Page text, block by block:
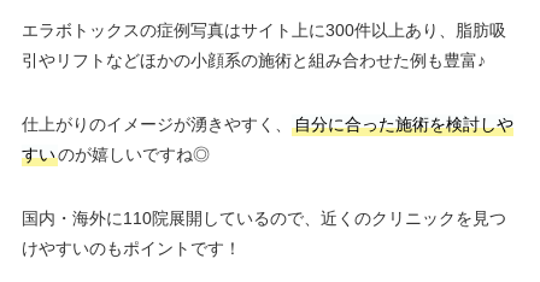
エラボトックスの症例写真はサイト上に300件以上あり、脂肪吸
引やリフトなどほかの小顔系の施術と組み合わせた例も豊富♪
仕上がりのイメージが湧きやすく、
自分に合った施術を検討しや
すいのが嬉しいですね◎
国内・海外に110院展開しているので、近くのクリニックを見つ
けやすいのもポイントです！